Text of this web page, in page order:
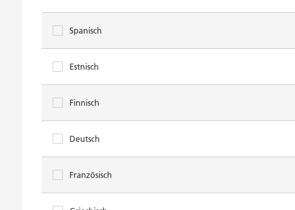
Spanisch
Estnisch
Finnisch
Deutsch
Französisch